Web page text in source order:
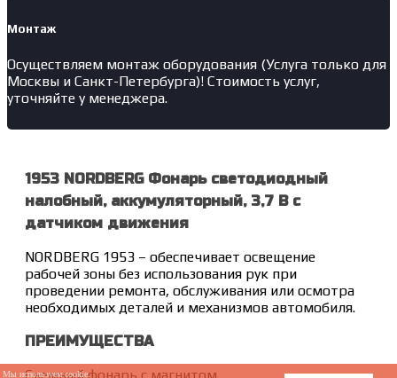
Мы используем cookie.
Монтаж
Осуществляем монтаж оборудования (Услуга только для
Москвы и Санкт-Петербурга)! Стоимость услуг,
уточняйте у менеджера.
1953 NORDBERG Фонарь светодиодный
налобный, аккумуляторный, 3,7 В c
датчиком движения
NORDBERG 1953 – обеспечивает освещение
рабочей зоны без использования рук при
проведении ремонта, обслуживания или осмотра
необходимых деталей и механизмов автомобиля.
ПРЕИМУЩЕСТВА